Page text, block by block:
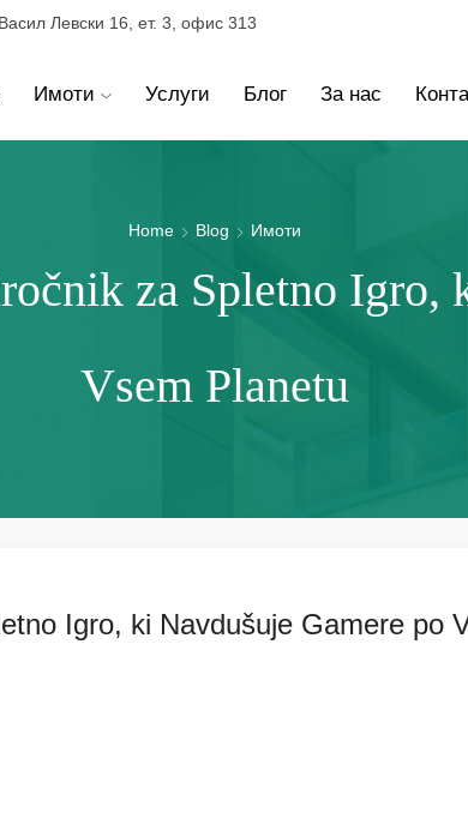
Левски 16, ет. 3, офис 313
Имоти Услуги Блог За нас
Home Blog Имоти
za Spletno Igro,
Vsem Planetu
Igro, ki Navdušuje Gamere po